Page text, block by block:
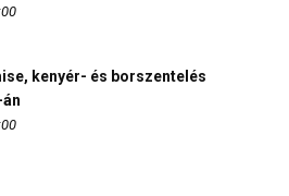
kenyér- és borszentelés